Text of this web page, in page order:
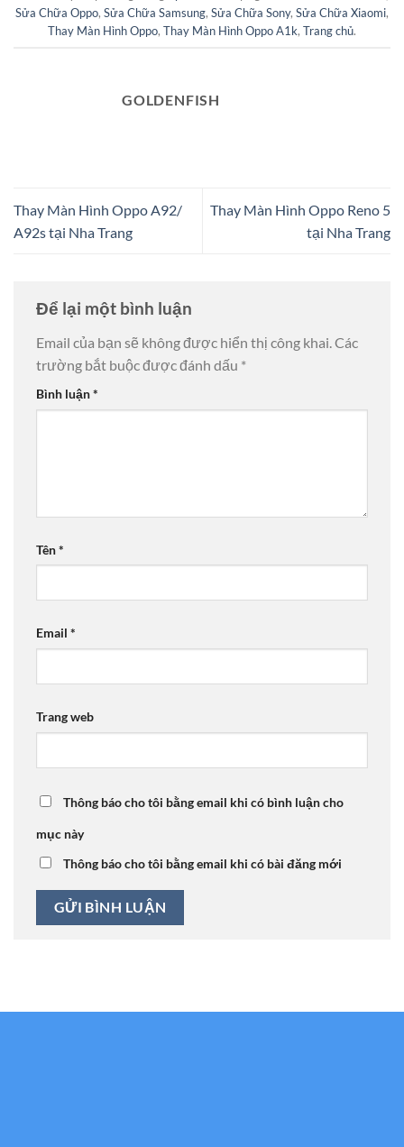
Sửa Chữa Oppo, Sửa Chữa Samsung, Sửa Chữa Sony, Sửa Chữa Xiaomi,
Thay Màn Hình Oppo, Thay Màn Hình Oppo A1k, Trang chủ.
GOLDENFISH
Thay Màn Hình Oppo A92/
A92s tại Nha Trang
Thay Màn Hình Oppo Reno 5
tại Nha Trang
Để lại một bình luận
Email của bạn sẽ không được hiển thị công khai. Các
trường bắt buộc được đánh dấu *
Bình luận*
Tên*
Email *
Trang web
Thông báo cho tôi bằng email khi có bình luận cho
mục này
Thông báo cho tôi bằng email khi có bài đăng mới